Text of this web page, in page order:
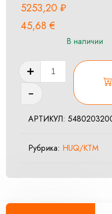
5253,20 ₽
45,68€
В наличии
Количество
товара
PISTON
АРТИКУЛ:
Рубрика: HUQ/KTM